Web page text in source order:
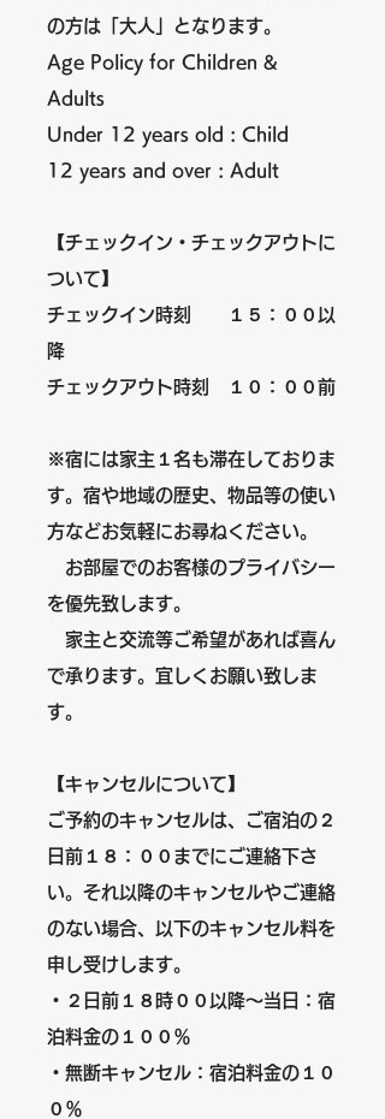
の方は「大人」となります。
Age Policy for Children &
Adults
Under 12 years old : Child
12 years and over : Adult
【チェックイン・チェックアウトに
ついて】
チェックイン時刻 １５：００以
降
チェックアウト時刻 １０：００前
※宿には家主１名も滞在しておりま
す。宿や地域の歴史、物品等の使い
方などお気軽にお尋ねください。
お部屋でのお客様のプライバシー
を優先致します。
家主と交流等ご希望があれば喜ん
で承ります。宜しくお願い致しま
す。
【キャンセルについて】
​ご予約のキャンセルは、ご宿泊の２
日前１８：００までにご連絡下さ
い。それ以降のキャンセルやご連絡
のない場合、以下のキャンセル料を
申し受けします。
・２日前１８時００以降～当日：宿
泊料金の１００％
・無断キャンセル：宿泊料金の１０
０％